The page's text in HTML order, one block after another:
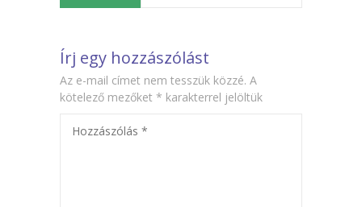
Írj egy hozzászólást
Az e-mail címet nem tesszük közzé. A
kötelező mezőket * karakterrel jelöltük
Hozzászólás *